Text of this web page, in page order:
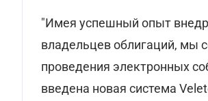
"Имея успешный опыт
владельцев облигаций, мы
проведения электронных
введена новая система